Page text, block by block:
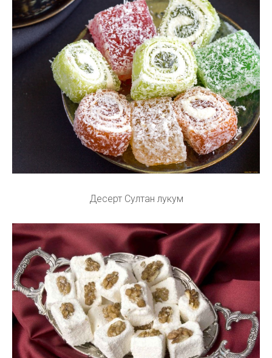
Десерт Султан лукум